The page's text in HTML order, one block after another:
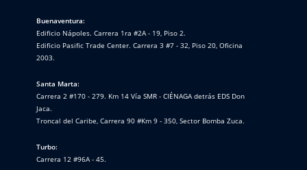
Buenaventura:
Edificio Nápoles. Carrera 1ra #2A - 19, Piso 2.
Edificio Pasific Trade Center. Carrera 3 #7 - 32, Piso 20, Oficina
2003.
Santa Marta:
Carrera 2 #170 - 279. Km 14 Vía SMR - CIÉNAGA detrás EDS Don
Jaca.
Troncal del Caribe, Carrera 90 #Km 9 - 350, Sector Bomba Zuca.
Turbo:
Carrera 12 #96A - 45.